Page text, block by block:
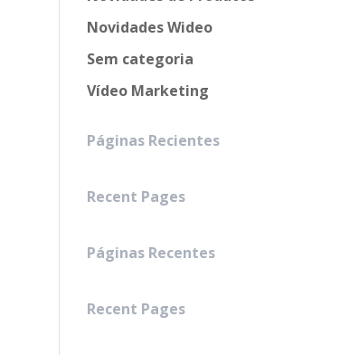
Novidades Wideo
Sem categoria
Vídeo Marketing
Páginas Recientes
Recent Pages
Páginas Recentes
Recent Pages